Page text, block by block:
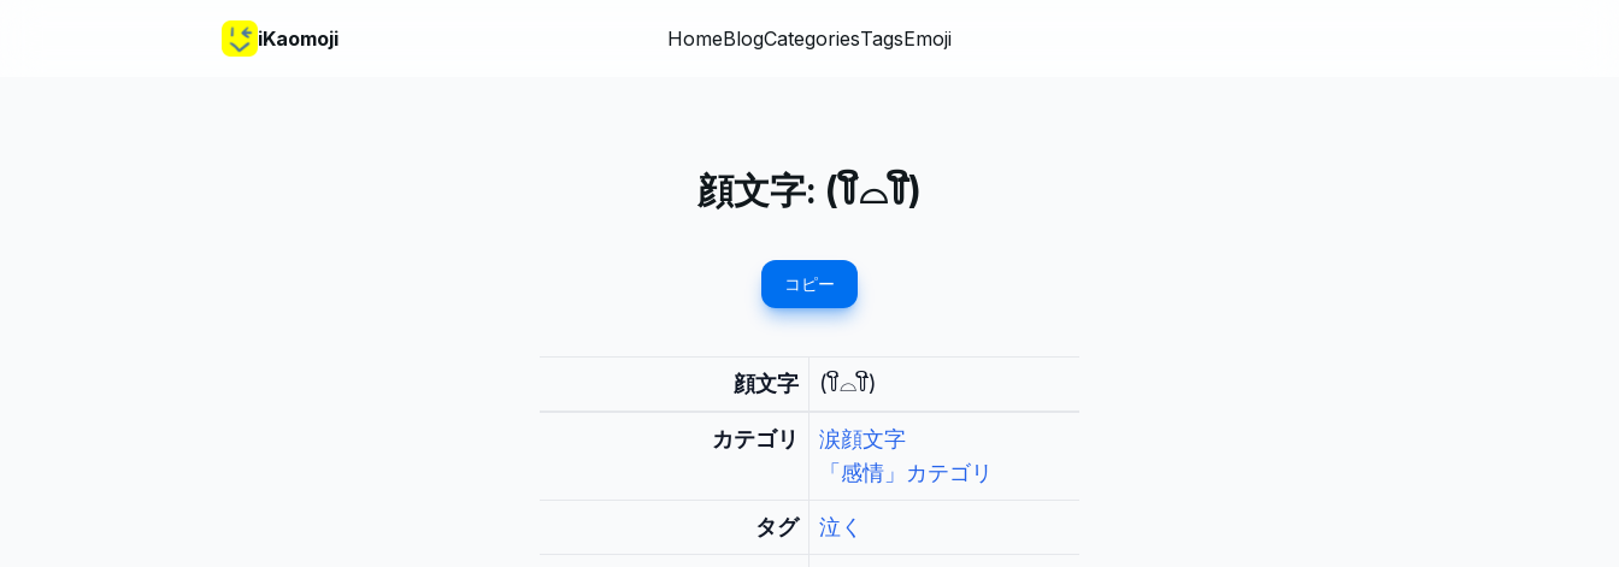
iKaomoji HomeBlogCategoriesTagsEmoji
顔文字: (꒦ິ⌓꒦ີ)
コピー
顔文字 (꒦ິ⌓꒦ີ)
カテゴリ
涙顔文字
「感情」カテゴリ
タグ 泣く